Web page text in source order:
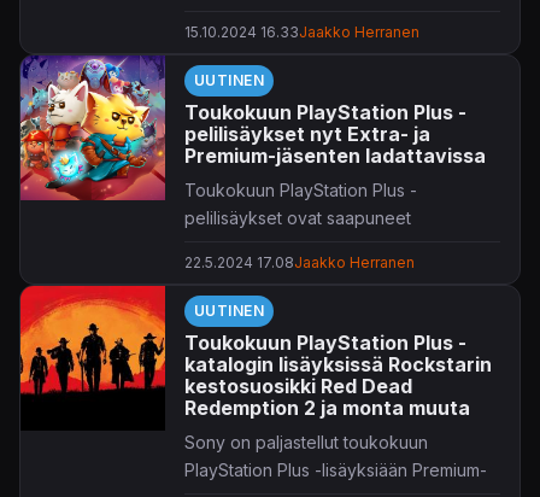
"Syksyn säästöjä" -nimellä kulkeva
kampanja on saksinut normihinnoista
pois parhaimmillaan 75 prosentin siivun.
Mukaan on kelpuutettu 2786 eri
tuotetta – niin pelejä, lisäosia kuin
kausikorttejakin – joten eiköhän
jokainen valikoimasta löydä jotain
tutustumisen arvoista. Muutamia
tärppejä listattuna uutisen lopussa,
15.10.2024 16.33Jaakko Herranen
UUTINEN
Toukokuun PlayStation Plus -
pelilisäykset nyt Extra- ja
Premium-jäsenten ladattavissa
Toukokuun PlayStation Plus -
pelilisäykset ovat saapuneet
Kutenuutisoimmekin
varmistuessa, se nimekkäin peli taitaa
olla kiistatta valikoimiin kaivatun
paluunsa tekeväRed Dead Redemption
2. Monenlaista muutakin on tarjolla sekä
Extra- että Premium-tason jäsenille,
kuten alla olevasta listauksesta on
nähtävissä.
22.5.2024 17.08Jaakko Herranen
UUTINEN
Toukokuun PlayStation Plus -
katalogin lisäyksissä Rockstarin
kestosuosikki Red Dead
Redemption 2 ja monta muuta
Sony on paljastellut toukokuun
PlayStation Plus -lisäyksiään Premium-